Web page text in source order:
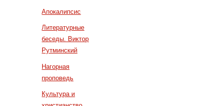
Апокалипсис
Литературные
беседы. Виктор
Рутминский
Нагорная
проповедь
Культура и